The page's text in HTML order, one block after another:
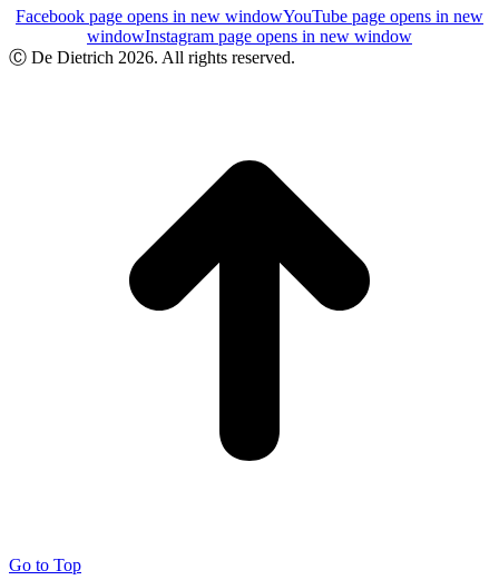
Facebook page opens in new windowYouTube page opens in new
windowInstagram page opens in new window
Ⓒ De Dietrich 2026. All rights reserved.
Go to Top